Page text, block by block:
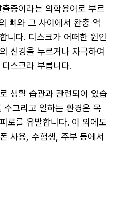
증이라는 의학용어로 부르
뼈와 그 사이에서 완충 역
니다. 디스크가 어떠한 원인
신경을 누르거나 자극하여
스크라 부릅니다.
생활 습관과 관련되어 있습
수그리고 일하는 환경은 목
로를 유발합니다. 이 외에도
사용, 수험생, 주부 등에서